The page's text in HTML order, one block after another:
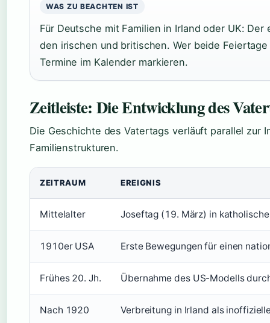
WAS ZU BEACHTEN IST
Für Deutsche mit Familien in Irland oder UK:
den irischen und britischen. Wer beide
Termine im Kalender markieren.
Zeitleiste: Die Entwicklung des
Die Geschichte des Vatertags verläuft parallel zur
Familienstrukturen.
ZEITRAUM EREIGNIS
Mittelalter Joseftag (19. März) in
1910er USA Erste Bewegungen für einen
Frühes 20. Jh. Übernahme des US-Modells
Nach 1920 Verbreitung in Irland als